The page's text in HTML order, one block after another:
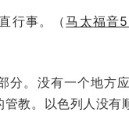
行事。（马太福音
分。没有一个地方
教。以色列人没有